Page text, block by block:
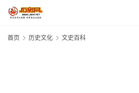
首页 历史文化 文史百科